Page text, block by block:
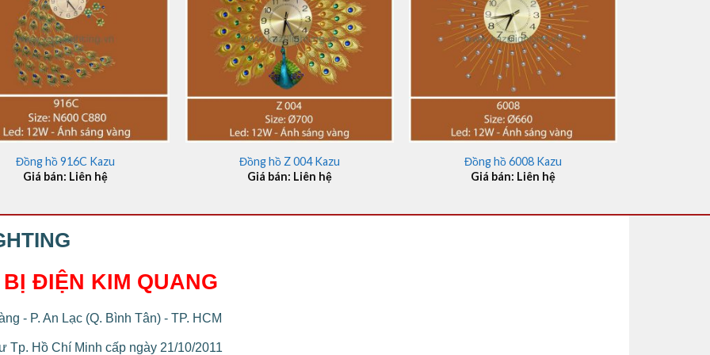
Đồng hồ 916C Kazu
Giá bán: Liên hệ
Đồng hồ Z 004 Kazu
Giá bán: Liên hệ
Đồng hồ 6008 Kazu
Giá bán: Liên hệ
ĐIỆN KIM QUANG
- P. An Lạc (Q. Bình Tân) - TP. HCM
Tp. Hồ Chí Minh cấp ngày 21/10/2011